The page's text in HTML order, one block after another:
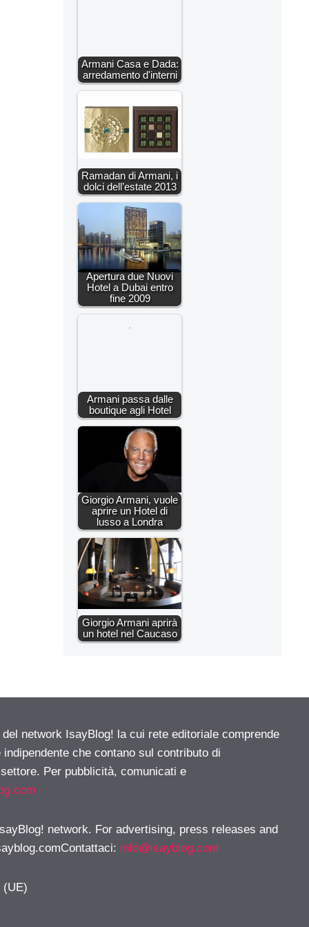
Armani Casa e Dada:
arredamento d'interni
Ramadan di Armani, i
dolci dell’estate 2013
Apertura due Nuovi
Hotel a Dubai entro
fine 2009
Armani passa dalle
boutique agli Hotel
Giorgio Armani, vuole
aprire un Hotel di
lusso a Londra
Giorgio Armani aprirà
un hotel nel Caucaso
network IsayBlog! la cui rete editoriale comprende
che contano sul contributo di
Per pubblicità, comunicati e
network. For advertising, press releases and
: info@isayblog.com
(UE)